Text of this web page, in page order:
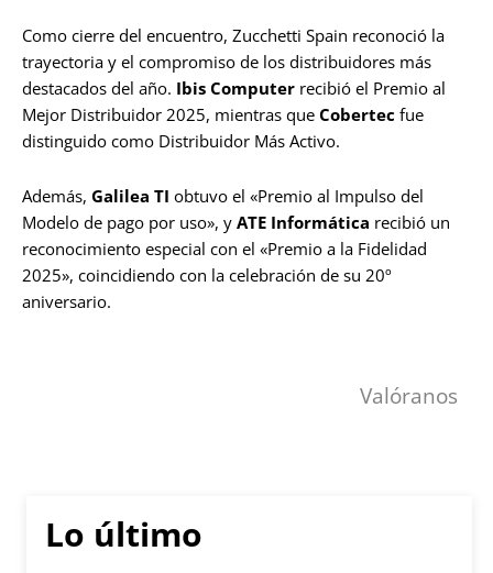
Como cierre del encuentro, Zucchetti Spain reconoció la
trayectoria y el compromiso de los distribuidores más
destacados del año. Ibis Computer recibió el Premio al
Mejor Distribuidor 2025, mientras que Cobertec fue
distinguido como Distribuidor Más Activo.
Además, Galilea TI obtuvo el «Premio al Impulso del
Modelo de pago por uso», y ATE Informática recibió un
reconocimiento especial con el «Premio a la Fidelidad
2025», coincidiendo con la celebración de su 20º
aniversario.
Valóranos
Lo último